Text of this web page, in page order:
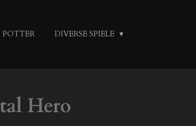
POTTER
DIVERSE SPIELE
Hero